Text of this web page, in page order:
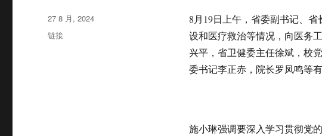
8月19日上午，省委副书记、
设和医疗救治等情况，向医务
兴平，省卫健委主任徐斌，校
委书记李正赤，院长罗凤鸣等
施小琳强调要深入学习贯彻党
发
布
于
27 8 月, 2024
格
链接